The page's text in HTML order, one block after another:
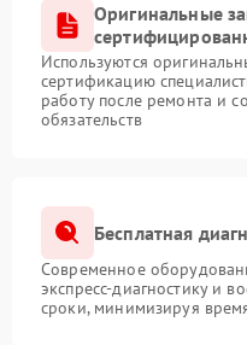
Оригинальные
Используются
сертификацию
работу после ремонта и
обязательств
Бесплатная
Современное
экспресс-диагностику и
сроки, минимизируя